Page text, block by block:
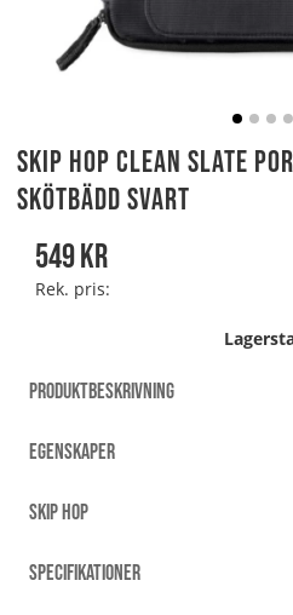
Skip Hop Clean Slate
Skötbädd Svart
549kr
Rek. pris:
PRODUKTBESKRIVNING
EGENSKAPER
SKIP HOP
SPECIFIKATIONER